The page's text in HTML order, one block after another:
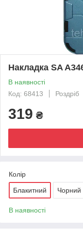
Накладка SA
В наявності
Код: 68413
Роздріб
319 ₴
Колір
Блакитний Чорний
В наявності